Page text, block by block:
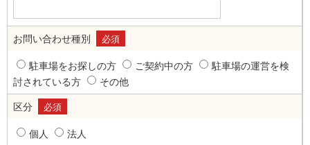
お問い合わせ種別 必須
駐車場をお探しの方 ご契約中の方
駐車場の運営を検
討されている方
その他
区分
必須
個人
法人